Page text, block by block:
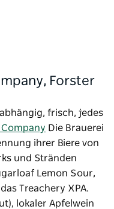
Forster
frisch, jedes
Die Brauerei
ihrer Biere von
und Stränden
Lemon Sour,
Treachery XPA.
lokaler Apfelwein